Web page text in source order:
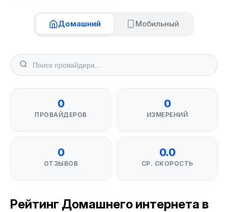
Домашний Мобильный
0
ПРОВАЙДЕРОВ
0
ИЗМЕРЕНИЙ
0
ОТЗЫВОВ
0.0
СР. СКОРОСТЬ
Рейтинг Домашнего интернета в